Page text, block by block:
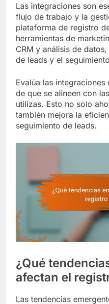
Las integraciones son
flujo de trabajo y la
plataforma de registro
herramientas de
CRM y análisis de
de leads y el
Evalúa las
de que se alineen con
utilizas. Esto no solo
también mejora la
seguimiento de leads.
¿Qué
afectan el
Las tendencias